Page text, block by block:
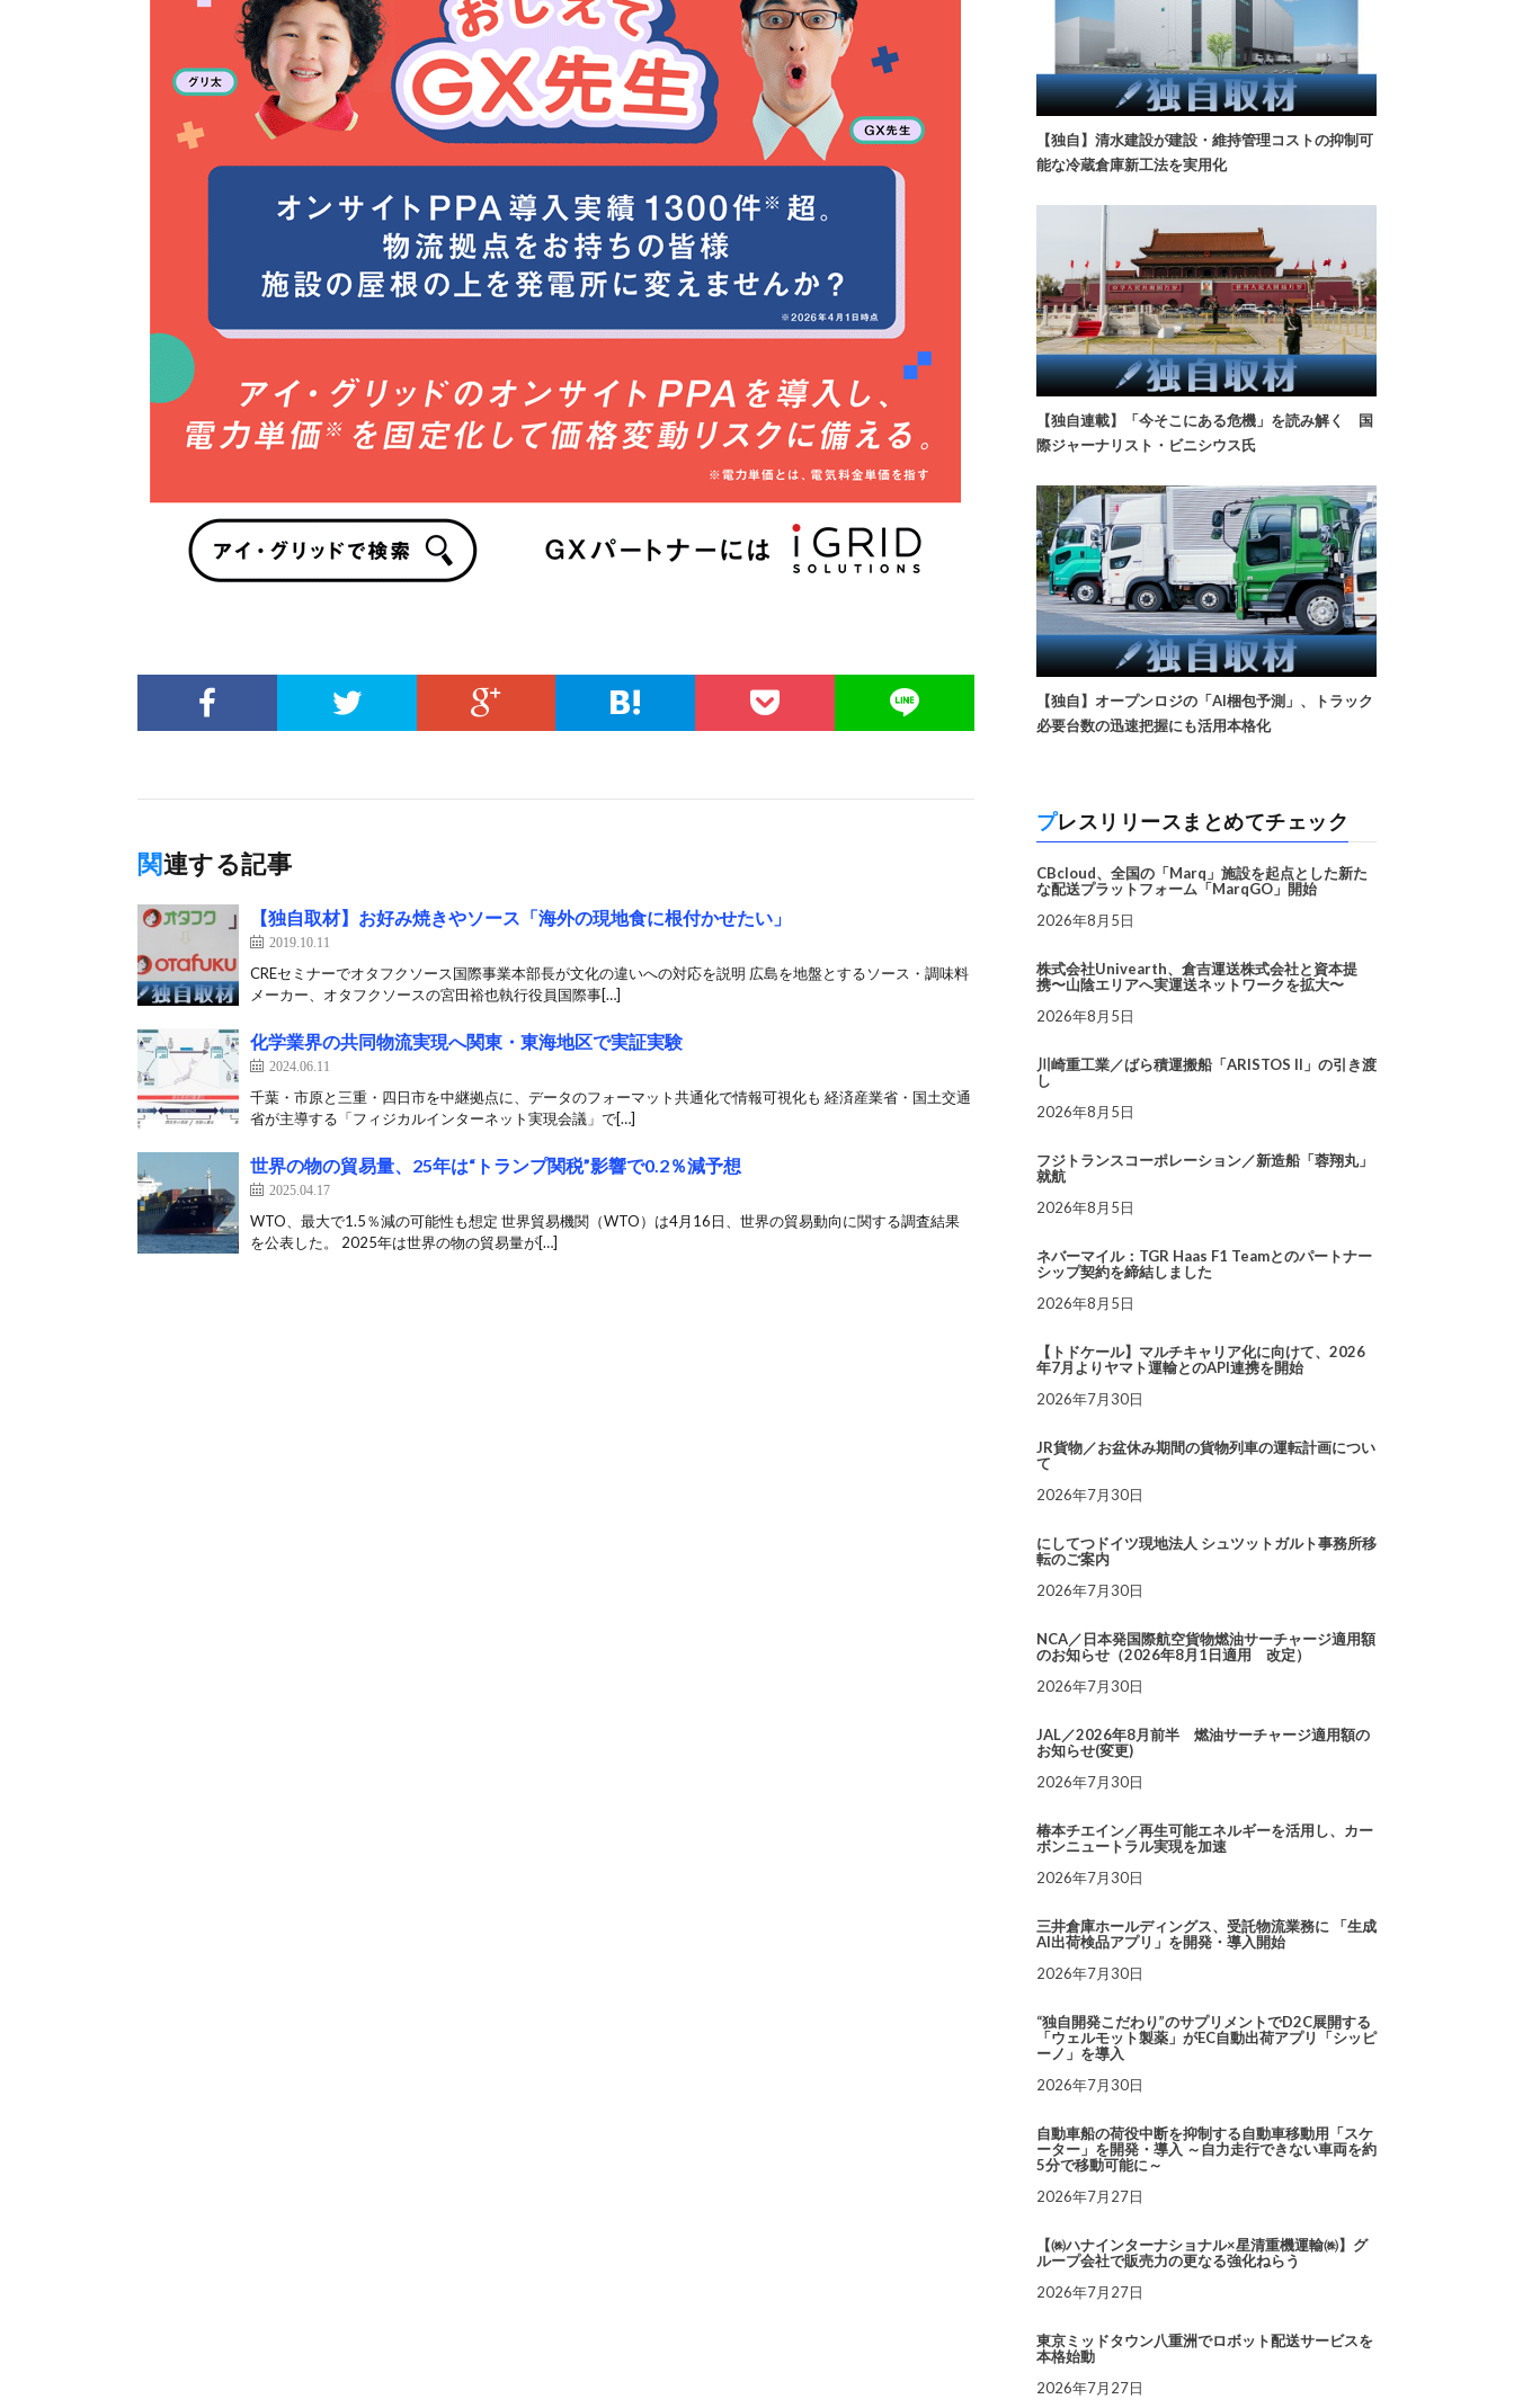
関連する記事
【独自取材】お好み焼きやソース「海外の現地食に根付かせたい」
2019.10.11
CREセミナーでオタフクソース国際事業本部長が文化の違いへの対応を説明 広島を地盤とするソース・調味料
メーカー、オタフクソースの宮田裕也執行役員国際事[…]
化学業界の共同物流実現へ関東・東海地区で実証実験
2024.06.11
千葉・市原と三重・四日市を中継拠点に、データのフォーマット共通化で情報可視化も 経済産業省・国土交通
省が主導する「フィジカルインターネット実現会議」で[…]
世界の物の貿易量、25年は“トランプ関税”影響で0.2％減予想
2025.04.17
WTO、最大で1.5％減の可能性も想定 世界貿易機関（WTO）は4月16日、世界の貿易動向に関する調査結果
を公表した。 2025年は世界の物の貿易量が[…]
【独自】清水建設が建設・維持管理コストの抑制可
能な冷蔵倉庫新工法を実用化
【独自連載】「今そこにある危機」を読み解く 国
際ジャーナリスト・ビニシウス氏
【独自】オープンロジの「AI梱包予測」、トラック
必要台数の迅速把握にも活用本格化
プレスリリースまとめてチェック
CBcloud、全国の「Marq」施設を起点とした新た
な配送プラットフォーム「MarqGO」開始
2026年8月5日
株式会社Univearth、倉吉運送株式会社と資本提
携〜山陰エリアへ実運送ネットワークを拡大〜
2026年8月5日
川崎重工業／ばら積運搬船「ARISTOS II」の引き渡
し
2026年8月5日
フジトランスコーポレーション／新造船「蓉翔丸」
就航
2026年8月5日
ネバーマイル：TGR Haas F1 Teamとのパートナー
シップ契約を締結しました
2026年8月5日
【トドケール】マルチキャリア化に向けて、2026
年7月よりヤマト運輸とのAPI連携を開始
2026年7月30日
JR貨物／お盆休み期間の貨物列車の運転計画につい
て
2026年7月30日
にしてつドイツ現地法人 シュツットガルト事務所移
転のご案内
2026年7月30日
NCA／日本発国際航空貨物燃油サーチャージ適用額
のお知らせ（2026年8月1日適用 改定）
2026年7月30日
JAL／2026年8月前半 燃油サーチャージ適用額の
お知らせ(変更)
2026年7月30日
椿本チエイン／再生可能エネルギーを活用し、カー
ボンニュートラル実現を加速
2026年7月30日
三井倉庫ホールディングス、受託物流業務に 「生成
AI出荷検品アプリ」を開発・導入開始
2026年7月30日
“独自開発こだわり”のサプリメントでD2C展開する
「ウェルモット製薬」がEC自動出荷アプリ「シッピ
ーノ」を導入
2026年7月30日
自動車船の荷役中断を抑制する自動車移動用「スケ
ーター」を開発・導入 ～自力走行できない車両を約
5分で移動可能に～
2026年7月27日
【㈱ハナインターナショナル×星清重機運輸㈱】グ
ループ会社で販売力の更なる強化ねらう
2026年7月27日
東京ミッドタウン八重洲でロボット配送サービスを
本格始動
2026年7月27日